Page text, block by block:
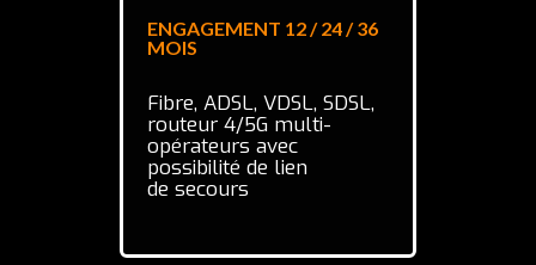
ENGAGEMENT 12 / 24 / 36
MOIS
Fibre, ADSL, VDSL, SDSL,
routeur 4/5G multi-
opérateurs avec
possibilité de lien
de secours